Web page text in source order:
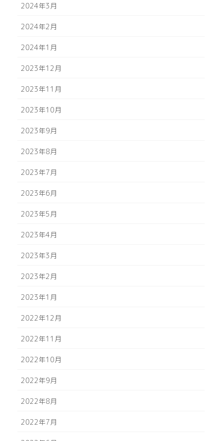
2024年3月
2024年2月
2024年1月
2023年12月
2023年11月
2023年10月
2023年9月
2023年8月
2023年7月
2023年6月
2023年5月
2023年4月
2023年3月
2023年2月
2023年1月
2022年12月
2022年11月
2022年10月
2022年9月
2022年8月
2022年7月